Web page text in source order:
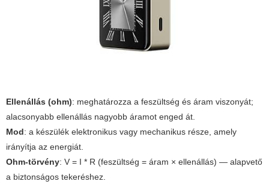
Ellenállás (ohm): meghatározza a feszültség és áram viszonyát;
alacsonyabb ellenállás nagyobb áramot enged át.
Mod: a készülék elektronikus vagy mechanikus része, amely
irányítja az energiát.
Ohm-törvény: V = I * R (feszültség = áram × ellenállás) — alapvető
a biztonságos tekeréshez.